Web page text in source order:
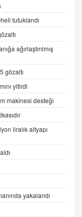
Etse...
Vurulan Şamar:
Yürüyoruz"
tutuklandı
ağırlaştırılmış
gözaltı
yitirdi
makinesi desteği
liralık altyapı
yakalandı